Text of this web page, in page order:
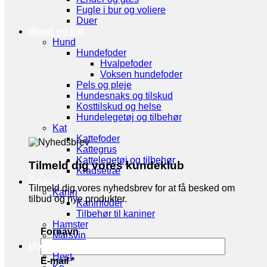
Fugle i bur og voliere
Duer
Hund
Hundefoder
Hvalpefoder
Voksen hundefoder
Pels og pleje
Hundesnaks og tilskud
Kosttilskud og helse
Hundelegetøj og tilbehør
Kat
Kattefoder
Kattegrus
Kattelegetøj og tilbehør
Kradsetræ
Kanin
Kaninfoder
Tilbehør til kaniner
Hamster
Marsvin
Hov- og Klovdyr
Hest
Tilmeld dig vores kundeklub
Tilmeld dig vores nyhedsbrev for at få besked om
tilbud og nye produkter.
Fornavn
E-mail*